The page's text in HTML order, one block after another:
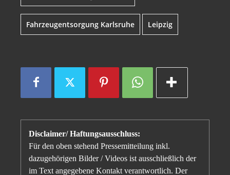
Fahrzeugentsorgung Karlsruhe Leipzig
Disclaimer/ Haftungsausschluss:
Für den oben stehend Pressemitteilung inkl.
dazugehörigen Bilder / Videos ist ausschließlich der
im Text angegebene Kontakt verantwortlich. Der